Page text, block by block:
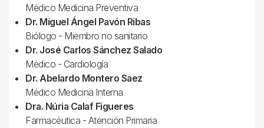
Médico Medicina Preventiva
Dr. Miguel Ángel Pavón Ribas
Biólogo - Miembro no sanitario
Dr. José Carlos Sánchez Salado
Médico - Cardiología
Dr. Abelardo Montero Saez
Médico Medicina Interna
Dra. Núria Calaf Figueres
Farmacéutica - Atención Primaria